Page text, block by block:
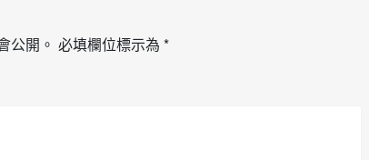
公開。 必填欄位標示為 *